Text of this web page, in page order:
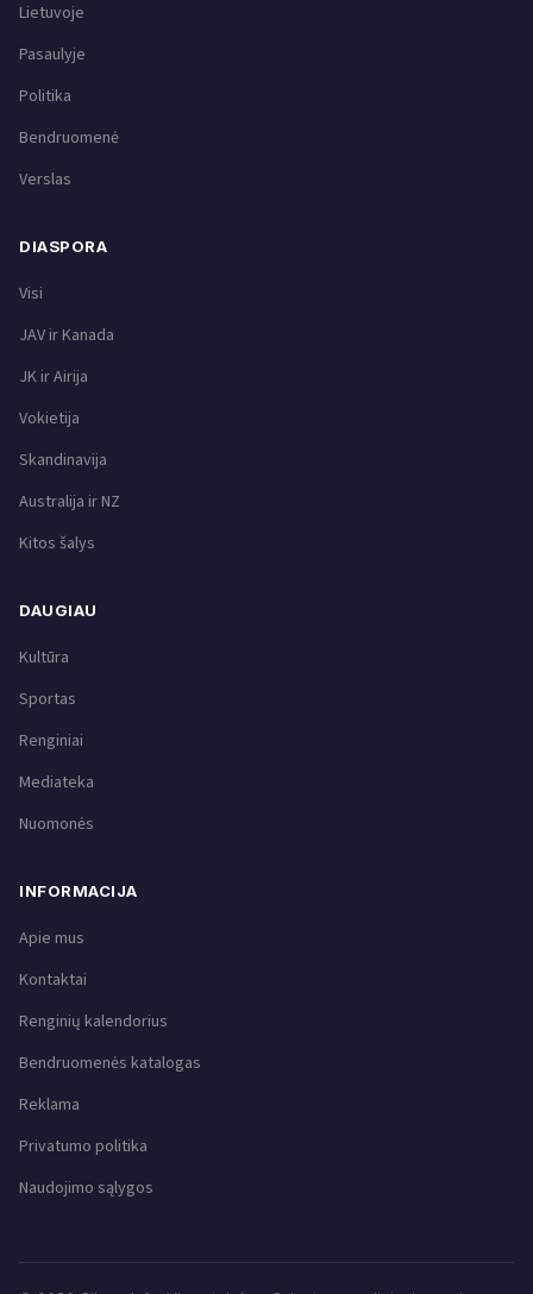
Lietuvoje
Pasaulyje
Politika
Bendruomenė
Verslas
DIASPORA
Visi
JAV ir Kanada
JK ir Airija
Vokietija
Skandinavija
Australija ir NZ
Kitos šalys
DAUGIAU
Kultūra
Sportas
Renginiai
Mediateka
Nuomonės
INFORMACIJA
Apie mus
Kontaktai
Renginių kalendorius
Bendruomenės katalogas
Reklama
Privatumo politika
Naudojimo sąlygos